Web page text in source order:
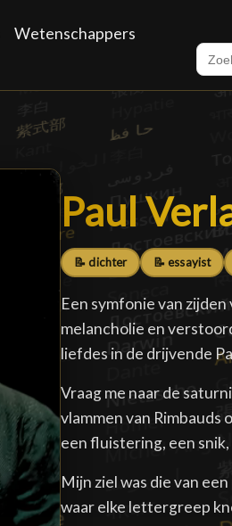
Wetenschappers
Paul
Paul
📝 dichter 📝 essayist
Een symfonie van
melancholie en
liefdes in de drijvende
Vraag me naar de
vlammen van
een fluistering, een
Mijn ziel was die van
waar elke lettergreep